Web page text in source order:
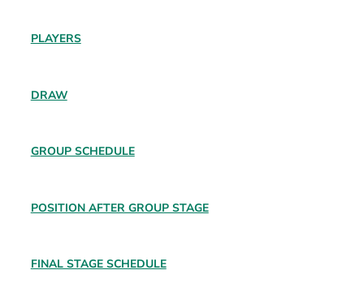
PLAYERS
DRAW
GROUP SCHEDULE
POSITION AFTER GROUP STAGE
FINAL STAGE SCHEDULE